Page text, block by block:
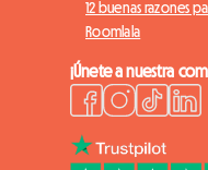
12 buenas razones
Roomlala
¡Únete a nuestra